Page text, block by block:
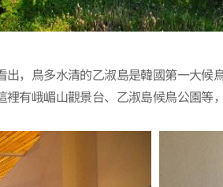
，鳥多水清的乙淑島是韓國第一大候
有峨嵋山觀景台、乙淑島候鳥公園等